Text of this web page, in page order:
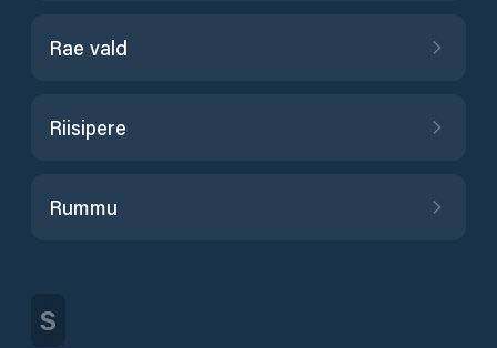
Rae vald
Riisipere
Rummu
S